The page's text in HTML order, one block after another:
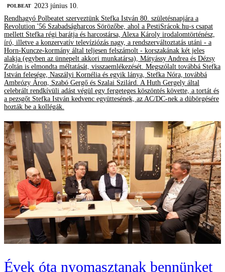
‎POLBEAT 2023 június 10.
Rendhagyó Polbeatet szerveztünk Stefka István 80. születésnapjára a
Revolution '56 Szabadságharcos Sörözőbe, ahol a PestiSrácok.hu-s csapat
mellett Stefka régi barátja és harcostársa, Alexa Károly irodalomtörténész,
író, illetve a konzervatív televíziózás nagy, a rendszerváltoztatás utáni - a
Horn-Kuncze-kormány által teljesen felszámolt - korszakának két jeles
alakja (egyben az ünnepelt akkori munkatársa), Mátyássy Andrea és Dézsy
Zoltán is elmondta méltatását, visszaemlékezését. Megszólalt továbbá Stefka
István felesége, Naszályi Kornélia és egyik lánya, Stefka Nóra, továbbá
Ambrózy Áron, Szabó Gergő és Szalai Szilárd. A Huth Gergely által
celebrált rendkívüli adást végül egy fergeteges köszöntés követte, a tortát és
a pezsgőt Stefka István kedvenc együttesének, az AC/DC-nek a dübörgésére
hozták be a kollégák.
Évek óta nyomasztanak bennünket